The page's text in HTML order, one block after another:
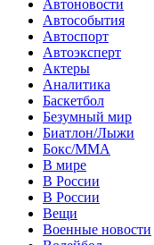
Автоновости
Автособытия
Автоспорт
Автоэксперт
Актеры
Аналитика
Баскетбол
Безумный мир
Биатлон/Лыжи
Бокс/MMA
В мире
В России
В России
Вещи
Военные новости